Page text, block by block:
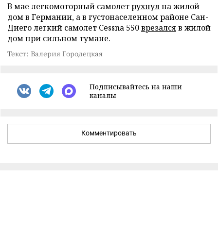
В мае легкомоторный самолетрухнулна жилой
дом в Германии, а в густонаселенном районе Сан-
Диего легкий самолет Cessna 550врезалсяв жилой
дом при сильном тумане.
Текст: Валерия Городецкая
Подписывайтесь на наши
каналы
Комментировать